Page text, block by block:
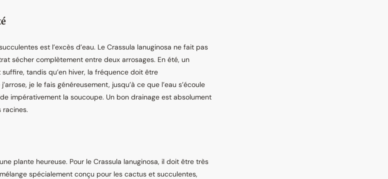
est l’excès d’eau. Le Crassula lanuginosa ne fait pas
sécher complètement entre deux arrosages. En été, un
tandis qu’en hiver, la fréquence doit être
je le fais généreusement, jusqu’à ce que l’eau s’écoule
impérativement la soucoupe. Un bon drainage est absolument
plante heureuse. Pour le Crassula lanuginosa, il doit être très
spécialement conçu pour les cactus et succulentes,